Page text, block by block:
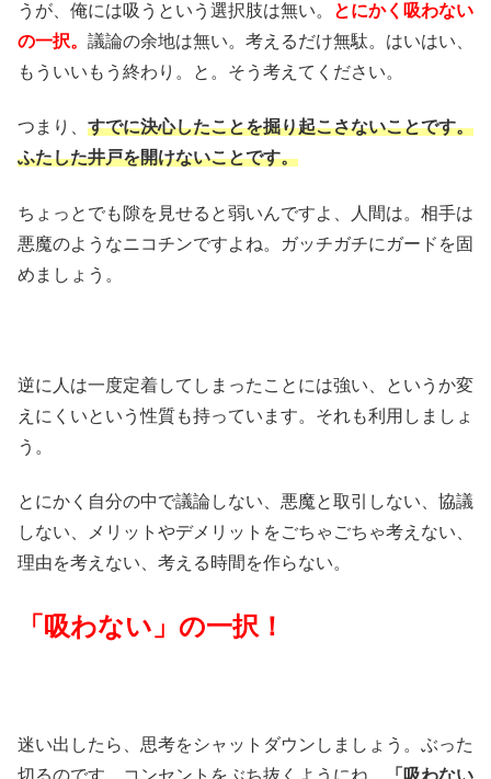
うが、俺には吸うという選択肢は無い。
とにかく吸わない
の一択。 議論の余地は無い。考えるだけ無駄。はいはい、
もういいもう終わり。と。そう考えてください。
つまり、 すでに決心したことを掘り起こさないことです。
ふたした井戸を開けないことです。
ちょっとでも隙を見せると弱いんですよ、人間は。相手は
悪魔のようなニコチンですよね。ガッチガチにガードを固
めましょう。
逆に人は一度定着してしまったことには強い、というか変
えにくいという性質も持っています。それも利用しましょ
う。
とにかく自分の中で議論しない、悪魔と取引しない、協議
しない、メリットやデメリットをごちゃごちゃ考えない、
理由を考えない、考える時間を作らない。
「吸わない」の一択！
迷い出したら、思考をシャットダウンしましょう。ぶった